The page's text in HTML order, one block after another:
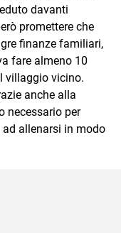
davanti
promettere che
finanze familiari,
fare almeno 10
villaggio vicino.
anche alla
necessario per
allenarsi in modo